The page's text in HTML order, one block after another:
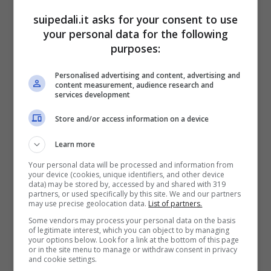
della Q36.5, bravo a mettere le proprie ruote
davanti a quelle di Davide Cimolaidella
Cofidis, staccato però tre secondi dal gruppo
di testa. Completano la top-ten il norvegese
Soren Waerenskjolddella Uno-X Mobility, il
portoghese
Emirates e il francese
della TotalEnergies.
AlUla Tour: classifica generale
Cambia anche la classifica generale all’AlUla
Tour con Merlier che balza al primo posto e
vestirà domani la maglia di leader nell’ultima
suipedali.it asks for your consent to use
your personal data for the following
purposes:
Personalised advertising and content, advertising and
content measurement, audience research and
services development
Store and/or access information on a device
Learn more
Your personal data will be processed and information from
your device (cookies, unique identifiers, and other device
data) may be stored by, accessed by and shared with 319
partners, or used specifically by this site. We and our partners
may use precise geolocation data. List of partners.
Some vendors may process your personal data on the basis
of legitimate interest, which you can object to by managing
your options below. Look for a link at the bottom of this page
or in the site menu to manage or withdraw consent in privacy
and cookie settings.